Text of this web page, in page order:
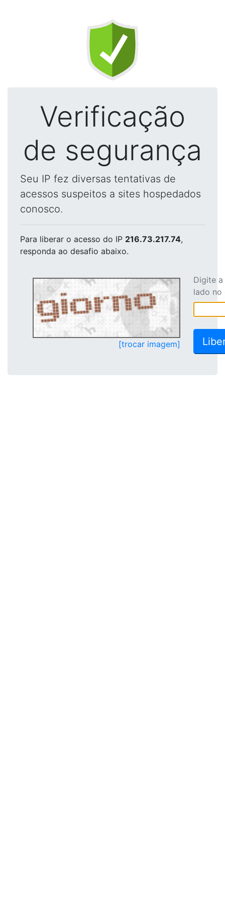
Verificação
de segurança
Seu IP fez diversas tentativas de
acessos suspeitos a sites hospedados
conosco.
Para liberar o acesso do IP 216.73.217.74,
responda ao desafio abaixo.
[trocar imagem]
Digite
lado no